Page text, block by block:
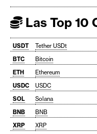
Las Top 10
USDT Tether USDt
BTC
Bitcoin
ETH
Ethereum
USDC
USDC
SOL
Solana
BNB
BNB
XRP
XRP